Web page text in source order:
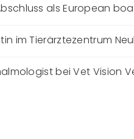
als European
im Tierärztezentrum
bei Vet Vision